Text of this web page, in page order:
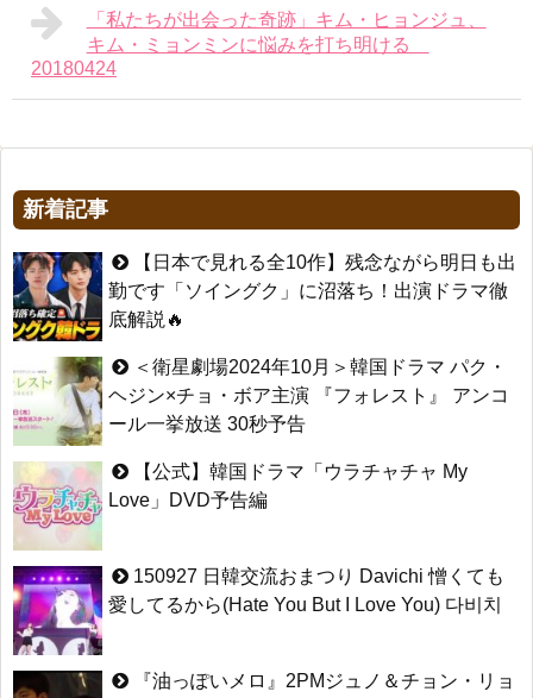
「私たちが出会った奇跡」キム・ヒョンジュ、
キム・ミョンミンに悩みを打ち明ける
20180424
新着記事
【日本で見れる全10作】残念ながら明日も出
勤です「ソイングク」に沼落ち！出演ドラマ徹
底解説🔥
＜衛星劇場2024年10月＞韓国ドラマ パク・
ヘジン×チョ・ボア主演 『フォレスト』 アンコ
ール一挙放送 30秒予告
【公式】韓国ドラマ「ウラチャチャ My
Love」DVD予告編
150927 日韓交流おまつり Davichi 憎くても
愛してるから(Hate You But I Love You) 다비치
『油っぽいメロ』2PMジュノ＆チョン・リョ